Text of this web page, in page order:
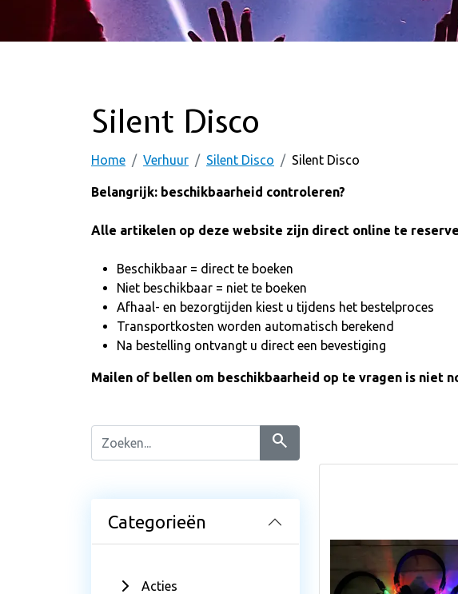
Silent Disco
Home Verhuur Silent Disco Silent Disco
Belangrijk: beschikbaarheid controleren?
Alle artikelen op deze website zijn direct online te
Beschikbaar = direct te boeken
Niet beschikbaar = niet te boeken
Afhaal- en bezorgtijden kiest u tijdens het bestelproces
Transportkosten worden automatisch berekend
Na bestelling ontvangt u direct een bevestiging
Mailen of bellen om beschikbaarheid op te vragen is niet
search
Categorieën
Acties